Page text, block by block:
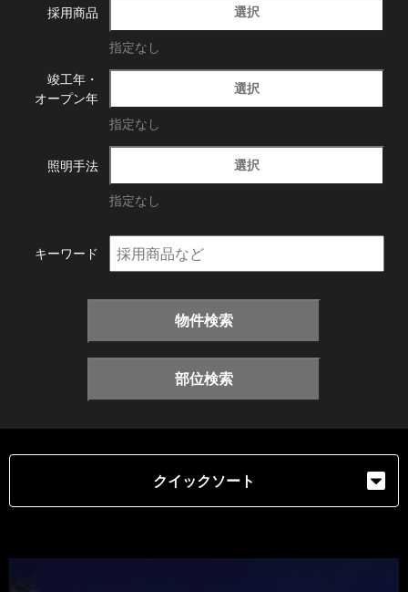
採用商品 選択
指定なし
竣工年・
オープン年
選択
指定なし
照明手法 選択
指定なし
キーワード
物件検索
部位検索
クイックソート